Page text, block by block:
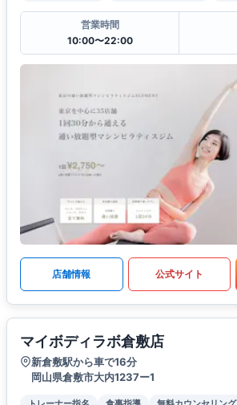
営業時間
10:00〜22:00
店舗情報 公式サイト
マイボディラボ倉敷店
新倉敷駅から車で16分
岡山県倉敷市大内1237ー1